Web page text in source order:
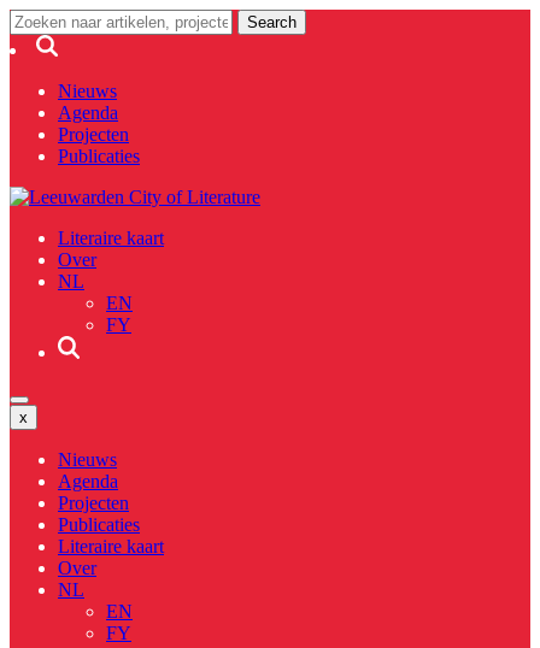
Nieuws
Agenda
Projecten
Publicaties
Literaire kaart
Over
NL
EN
FY
x
Nieuws
Agenda
Projecten
Publicaties
Literaire kaart
Over
NL
EN
FY